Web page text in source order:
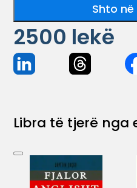
Shto
2500 lekë
Libra të tjerë nga